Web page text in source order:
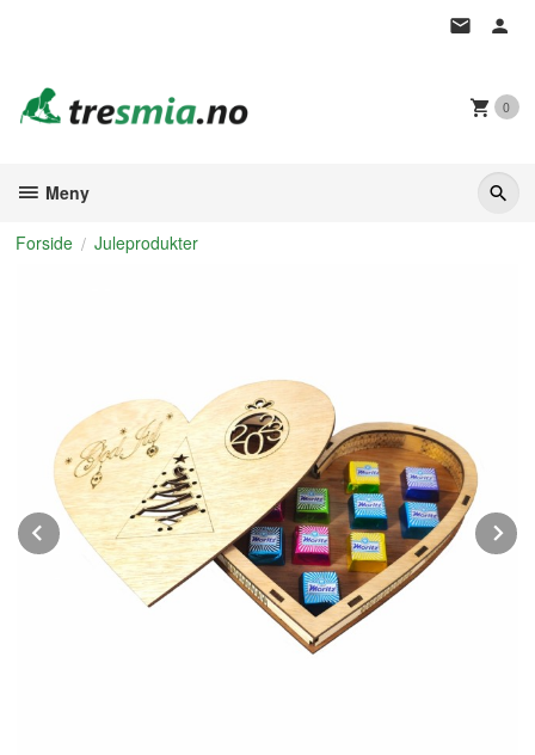
0
Meny
Forside Juleprodukter
Prev